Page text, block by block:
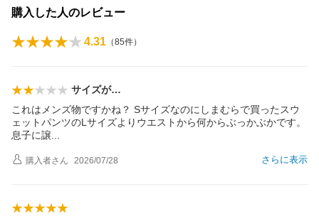
購入した人のレビュー
4.31 （85件）
サイズが…
これはメンズ物ですかね？ Sサイズなのにしまむらで買ったスウ
ェットパンツのLサイズよりウエストから何からぶっかぶかです。
息子に譲
さらに表示
購入者さん 2026/07/28